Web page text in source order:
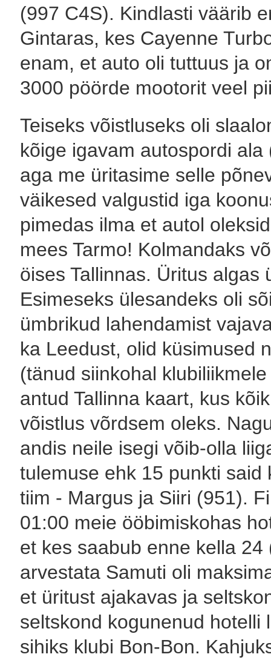
(997 C4S). Kindlasti väärib
Gintaras, kes Cayenne
enam, et auto oli tuttuus ja
3000 pöörde mootorit veel
Teiseks võistluseks oli
kõige igavam autospordi
aga me üritasime selle
väikesed valgustid iga
pimedas ilma et autol
mees Tarmo! Kolmandaks
öises Tallinnas. Üritus algas
Esimeseks ülesandeks oli
ümbrikud lahendamist
ka Leedust, olid küsimused
(tänud siinkohal
antud Tallinna kaart, kus
võistlus võrdsem oleks.
andis neile isegi võib-olla
tulemuse ehk 15 punkti
tiim - Margus ja Siiri (951).
01:00 meie ööbimiskohas
et kes saabub enne kella
arvestata Samuti oli
et üritust ajakavas ja
seltskond kogunenud hotelli
sihiks klubi Bon-Bon.